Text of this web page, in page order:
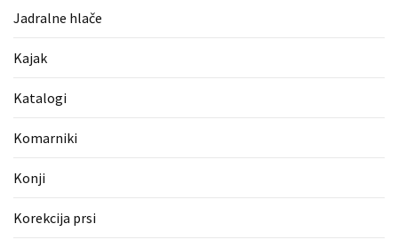
blazine
oprema
(1)
Vodovod
Blefaroplastika
Jadralne hlače
Kajak
Katalogi
Komarniki
Konji
Korekcija prsi